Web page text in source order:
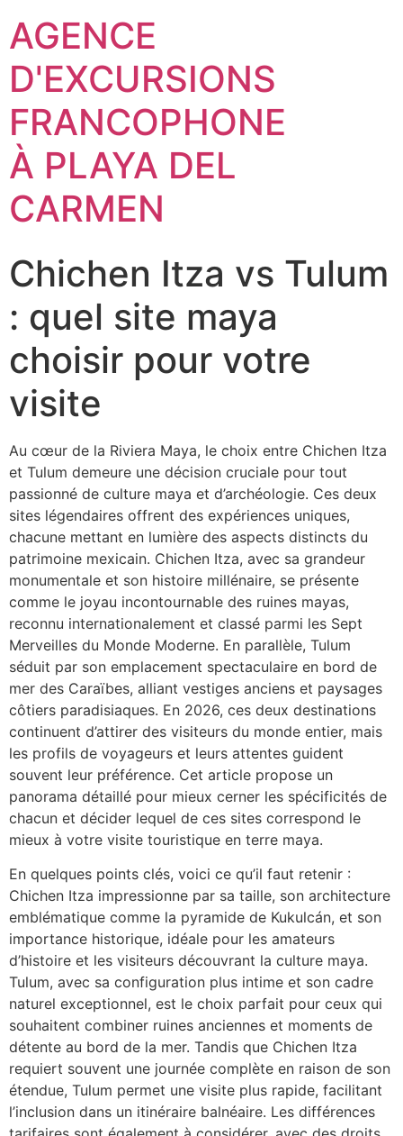
AGENCE
D'EXCURSIONS
FRANCOPHONE
À PLAYA DEL
CARMEN
Chichen Itza vs Tulum
: quel site maya
choisir pour votre
visite
Au cœur de la Riviera Maya, le choix entre Chichen Itza
et Tulum demeure une décision cruciale pour tout
passionné de culture maya et d’archéologie. Ces deux
sites légendaires offrent des expériences uniques,
chacune mettant en lumière des aspects distincts du
patrimoine mexicain. Chichen Itza, avec sa grandeur
monumentale et son histoire millénaire, se présente
comme le joyau incontournable des ruines mayas,
reconnu internationalement et classé parmi les Sept
Merveilles du Monde Moderne. En parallèle, Tulum
séduit par son emplacement spectaculaire en bord de
mer des Caraïbes, alliant vestiges anciens et paysages
côtiers paradisiaques. En 2026, ces deux destinations
continuent d’attirer des visiteurs du monde entier, mais
les profils de voyageurs et leurs attentes guident
souvent leur préférence. Cet article propose un
panorama détaillé pour mieux cerner les spécificités de
chacun et décider lequel de ces sites correspond le
mieux à votre visite touristique en terre maya.
En quelques points clés, voici ce qu’il faut retenir :
Chichen Itza impressionne par sa taille, son architecture
emblématique comme la pyramide de Kukulcán, et son
importance historique, idéale pour les amateurs
d’histoire et les visiteurs découvrant la culture maya.
Tulum, avec sa configuration plus intime et son cadre
naturel exceptionnel, est le choix parfait pour ceux qui
souhaitent combiner ruines anciennes et moments de
détente au bord de la mer. Tandis que Chichen Itza
requiert souvent une journée complète en raison de son
étendue, Tulum permet une visite plus rapide, facilitant
l’inclusion dans un itinéraire balnéaire. Les différences